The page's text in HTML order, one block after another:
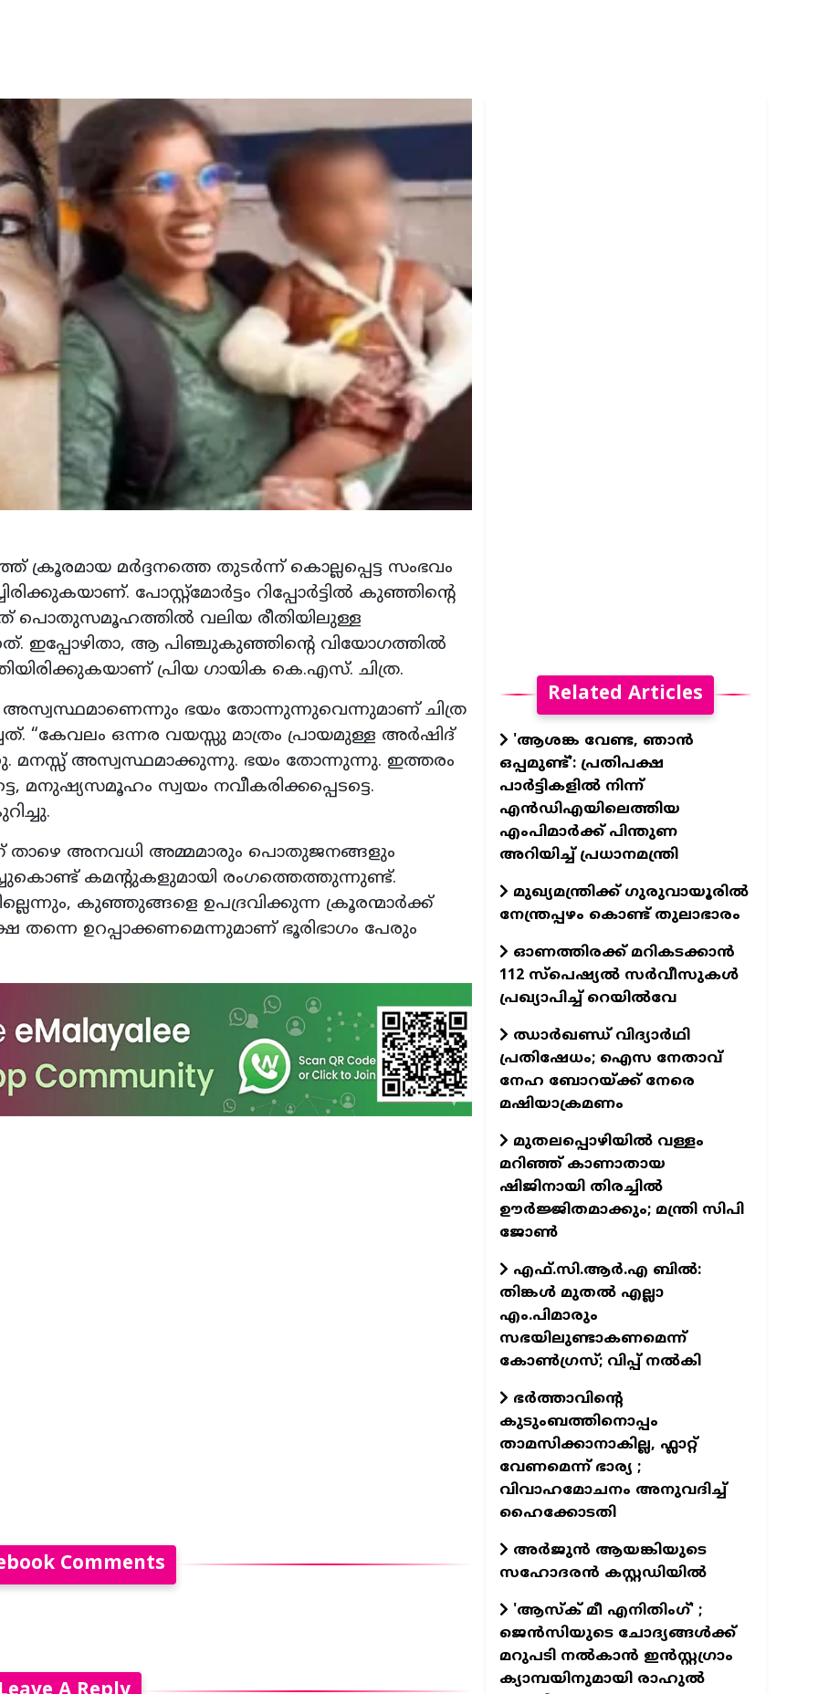
മർദ്ദനത്തെ തുടർന്ന് കൊല്ലപ്പെട്ട സംഭവം
പോസ്റ്റ്‌മോർട്ടം റിപ്പോർട്ടിൽ കുഞ്ഞിന്റെ
പൊതുസമൂഹത്തിൽ വലിയ രീതിയിലുള്ള
ഇപ്പോഴിതാ, ആ പിഞ്ചുകുഞ്ഞിന്റെ വിയോഗത്തിൽ
പ്രിയ ഗായിക കെ.എസ്. ചിത്ര.
അസ്വസ്ഥമാണെന്നും ഭയം തോന്നുന്നുവെന്നുമാണ് ചിത്ര
“കേവലം ഒന്നര വയസ്സു മാത്രം പ്രായമുള്ള അർഷിദ്
മനസ്സ് അസ്വസ്ഥമാക്കുന്നു. ഭയം തോന്നുന്നു. ഇത്തരം
മനുഷ്യസമൂഹം സ്വയം നവീകരിക്കപ്പെടട്ടെ.
താഴെ അനവധി അമ്മമാരും പൊതുജനങ്ങളും
കമന്റുകളുമായി രംഗത്തെത്തുന്നുണ്ട്.
കുഞ്ഞുങ്ങളെ ഉപദ്രവിക്കുന്ന ക്രൂരന്മാർക്ക്
തന്നെ ഉറപ്പാക്കണമെന്നുമാണ് ഭൂരിഭാഗം പേരും
Comments
Related Articles
'ആശങ്ക വേണ്ട, ഞാൻ
ഒപ്പമുണ്ട്’: പ്രതിപക്ഷ
പാർട്ടികളിൽ നിന്ന്
എൻഡിഎയിലെത്തിയ
എംപിമാർക്ക് പിന്തുണ
അറിയിച്ച് പ്രധാനമന്ത്രി
മുഖ്യമന്ത്രിക്ക് ഗുരുവായൂരില്‍
നേന്ത്രപ്പഴം കൊണ്ട് തുലാഭാരം
ഓണത്തിരക്ക് മറികടക്കാൻ
112 സ്പെഷ്യൽ സർവീസുകൾ
പ്രഖ്യാപിച്ച് റെയിൽവേ
ഝാര്‍ഖണ്ഡ് വിദ്യാര്‍ഥി
പ്രതിഷേധം; ഐസ നേതാവ്
നേഹ ബോറയ്ക്ക് നേരെ
മഷിയാക്രമണം
മുതലപ്പൊഴിയില്‍ വള്ളം
മറിഞ്ഞ് കാണാതായ
ഷിജിനായി തിരച്ചില്‍
ഊര്‍ജ്ജിതമാക്കും; മന്ത്രി സിപി
ജോണ്‍
എഫ്.സി.ആർ.എ ബിൽ:
തിങ്കൾ മുതൽ എല്ലാ
എം.പിമാരും
സഭയിലുണ്ടാകണമെന്ന്
കോൺഗ്രസ്; വിപ്പ് നൽകി
ഭർത്താവിന്റെ
കുടുംബത്തിനൊപ്പം
താമസിക്കാനാകില്ല, ഫ്ലാറ്റ്
വേണമെന്ന് ഭാര്യ ;
വിവാഹമോചനം അനുവദിച്ച്
ഹൈക്കോടതി
അര്‍ജുന്‍ ആയങ്കിയുടെ
സഹോദരന്‍ കസ്റ്റഡിയില്‍
'ആസ്‌ക് മീ എനിതിംഗ്' ;
ജെന്‍സിയുടെ ചോദ്യങ്ങള്‍ക്ക്
മറുപടി നല്‍കാന്‍ ഇന്‍സ്റ്റഗ്രാം
ക്യാമ്പയിനുമായി രാഹുല്‍